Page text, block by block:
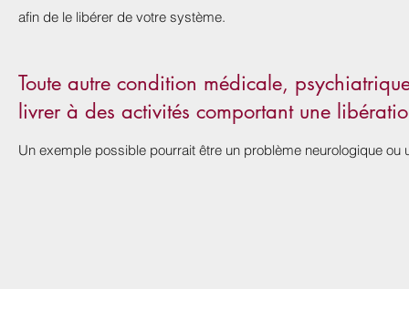
afin de le libérer de votre système.
Toute autre condition médicale,
livrer à des activités comportant une
Un exemple possible pourrait être un problème neurologique ou